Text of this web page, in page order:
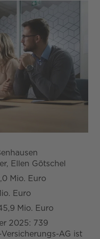
Ellen Götschel
Mio. Euro
Euro
Mio. Euro
2025: 739
AG ist